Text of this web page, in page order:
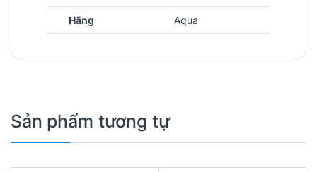
Hãng Aqua
Sản phẩm tương tự